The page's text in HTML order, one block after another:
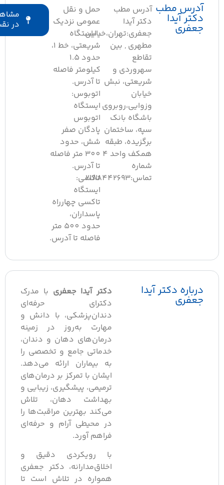
آدرس مطب
دکتر آیدا
جعفری
آدرس مطب
دکتر آیدا
جعفری:تهران،خیابان
مطهری , بین
سهروردی و
شریعتی، نبش
وزوایی،روبروی
باشگاه بانک
سپه، ساختمان
برگزیده، طبقه
همکف واحد 4
حمل و نقل
عمومی نزدیک
: ایستگاه
شریعتی، خط 1،
حدود 1.5
کیلومتر فاصله
تا آدرس.
اتوبوس:
ایستگاه
اتوبوس
پادگان صفر
شش، حدود
300 متر فاصله
تا آدرس.
تاکسی:
ایستگاه
تاکسی چهارراه
پاسداران،
حدود 500 متر
فاصله تا آدرس.
مشاهده
در نقشه
درباره دکتر آیدا
جعفری
دکتر آیدا جعفریبا مدرک
دکترای حرفه‌ای
دندان‌پزشکی، با دانش و
مهارت به‌روز در زمینه
درمان‌های دهان و دندان،
خدماتی جامع و تخصصی را
به بیماران ارائه می‌دهد.
ایشان با تمرکز بر درمان‌های
ترمیمی، پیشگیری، زیبایی و
بهداشت دهان، تلاش
می‌کند بهترین مراقبت‌ها را
در محیطی آرام و حرفه‌ای
فراهم آورد.
با رویکردی دقیق و
اخلاق‌مدارانه، دکتر جعفری
همواره در تلاش است تا